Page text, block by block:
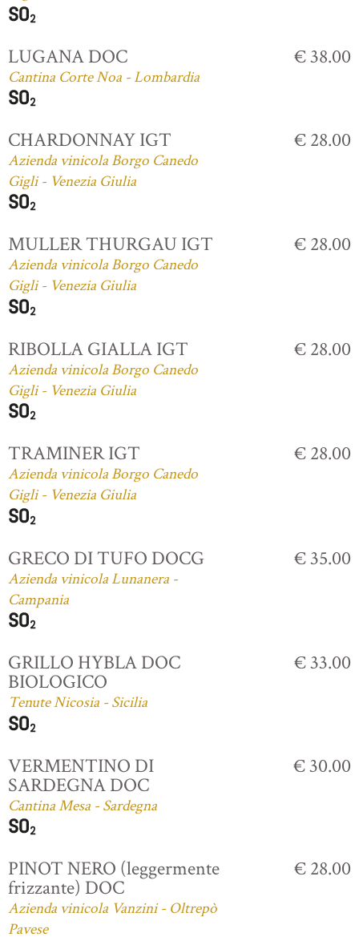
LUGANA DOC
Cantina Corte Noa - Lombardia
€ 38.00
CHARDONNAY IGT
Azienda vinicola Borgo Canedo
Gigli - Venezia Giulia
€ 28.00
MULLER THURGAU IGT
Azienda vinicola Borgo Canedo
Gigli - Venezia Giulia
€ 28.00
RIBOLLA GIALLA IGT
Azienda vinicola Borgo Canedo
Gigli - Venezia Giulia
€ 28.00
TRAMINER IGT
Azienda vinicola Borgo Canedo
Gigli - Venezia Giulia
€ 28.00
GRECO DI TUFO DOCG
Azienda vinicola Lunanera -
Campania
€ 35.00
GRILLO HYBLA DOC
BIOLOGICO
Tenute Nicosia - Sicilia
€ 33.00
VERMENTINO DI
SARDEGNA DOC
Cantina Mesa - Sardegna
€ 30.00
PINOT NERO (leggermente
frizzante) DOC
Azienda vinicola Vanzini - Oltrepò
Pavese
€ 28.00